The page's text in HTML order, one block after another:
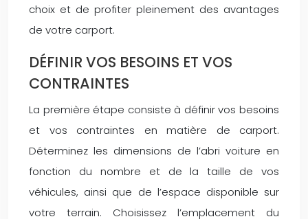
choix et de profiter pleinement des avantages
de votre carport.
DÉFINIR VOS BESOINS ET VOS
CONTRAINTES
La première étape consiste à définir vos besoins
et vos contraintes en matière de carport.
Déterminez les dimensions de l’abri voiture en
fonction du nombre et de la taille de vos
véhicules, ainsi que de l’espace disponible sur
votre terrain. Choisissez l’emplacement du